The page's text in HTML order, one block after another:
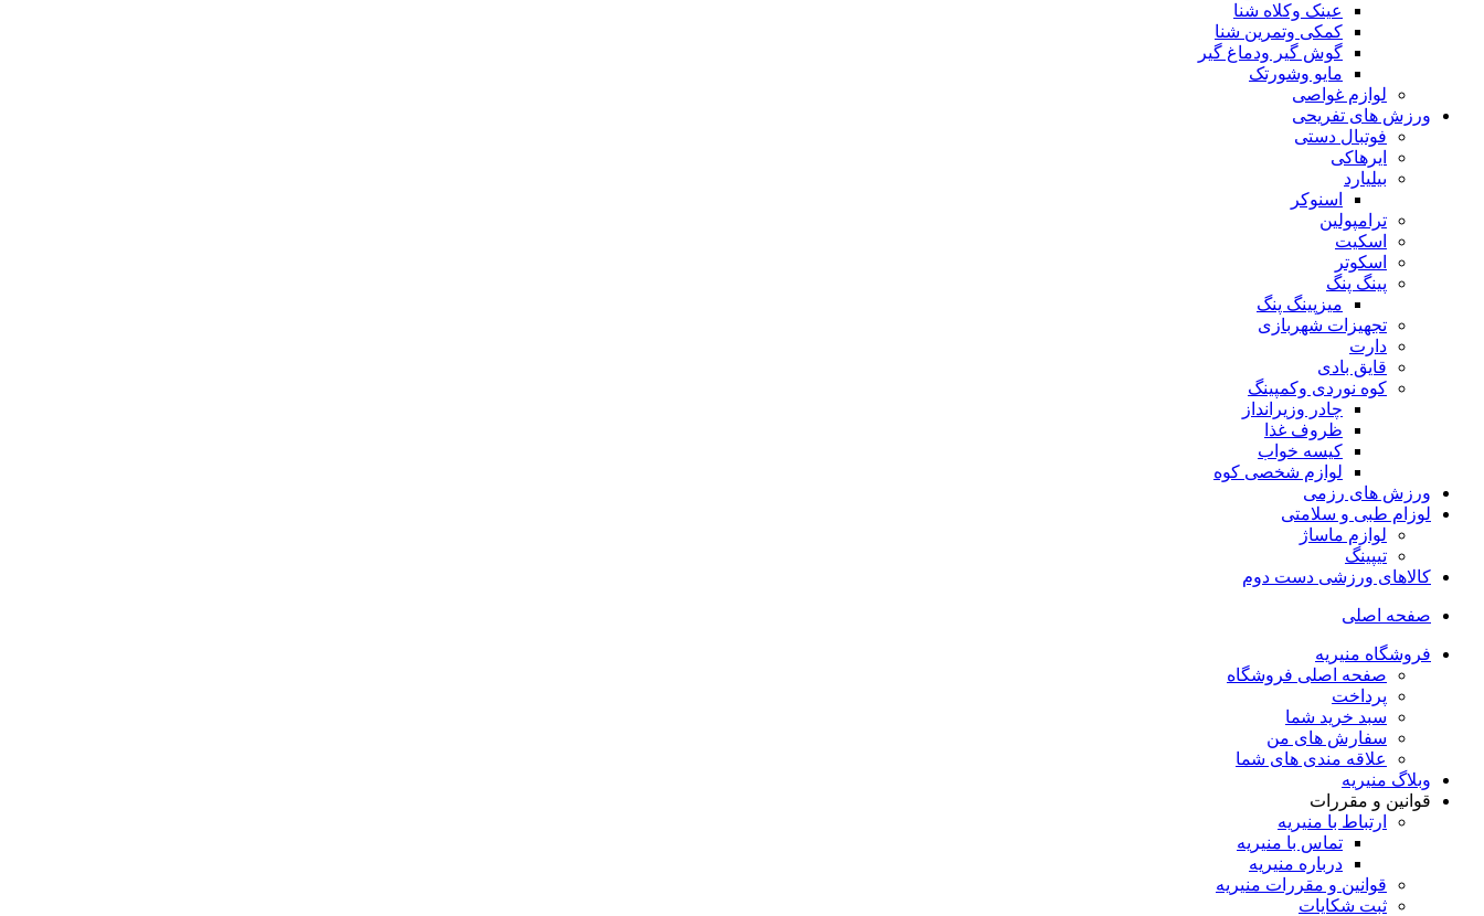
عینک وکلاه شنا
کمکی وتمرین شنا
گوش گیر ودماغ گیر
مایو وشورتک
لوازم غواصی
ورزش های تفریحی
فوتبال دستی
ایرهاکی
بیلیارد
اسنوکر
ترامپولین
اسکیت
اسکوتر
پینگ پنگ
میزپینگ پنگ
تجهیزات شهربازی
دارت
قایق بادی
کوه نوردی وکمپینگ
چادر وزیرانداز
ظروف غذا
کیسه خواب
لوازم شخصی کوه
ورزش های رزمی
لوزام طبی و سلامتی
لوازم ماساژ
تیپینگ
کالاهای ورزشی دست دوم
صفحه اصلی
فروشگاه منیریه
صفحه اصلی فروشگاه
پرداخت
سبد خرید شما
سفارش های من
علاقه مندی های شما
وبلاگ منیریه
قوانین و مقررات
ارتباط با منیریه
تماس با منیریه
درباره منیریه
قوانین و مقررات منیریه
ثبت شکایات